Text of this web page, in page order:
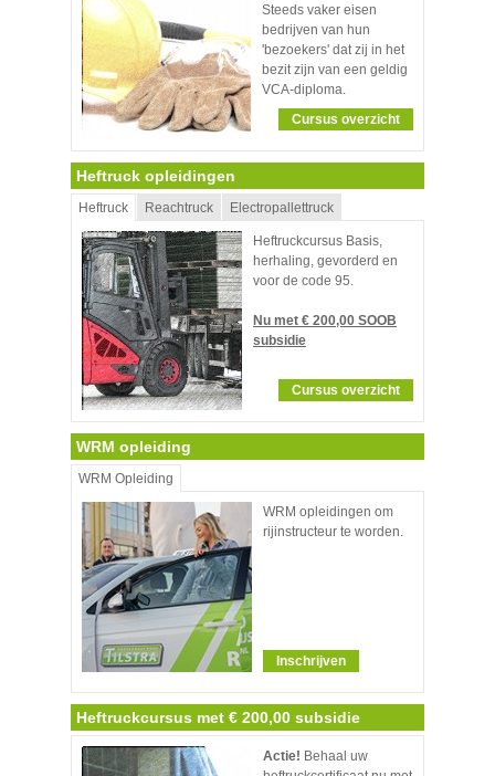
Steeds vaker eisen
bedrijven van hun
'bezoekers' dat zij in het
bezit zijn van een geldig
VCA-diploma.
Cursus overzicht
Heftruck opleidingen
Heftruckcursus Basis,
herhaling, gevorderd en
voor de code 95.
Nu met € 200,00 SOOB
subsidie
Cursus overzicht
Heftruck Reachtruck Electropallettruck
WRM opleiding
WRM opleidingen om
rijinstructeur te worden.
Inschrijven
WRM Opleiding
Heftruckcursus met € 200,00 subsidie
Actie! Behaal uw